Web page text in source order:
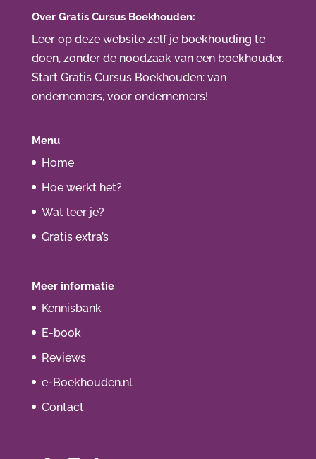
Over Gratis Cursus Boekhouden:
Leer op deze website zelf je boekhouding te
doen, zonder de noodzaak van een boekhouder.
Start Gratis Cursus Boekhouden: van
ondernemers, voor ondernemers!
Menu
Home
Hoe werkt het?
Wat leer je?
Gratis extra’s
Meer informatie
Kennisbank
E-book
Reviews
e-Boekhouden.nl
Contact